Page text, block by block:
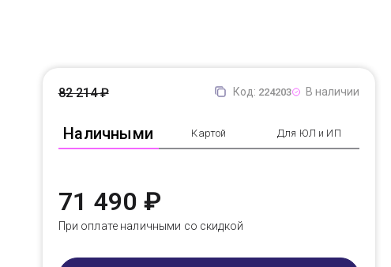
Код: 224203 В наличии
Наличными Картой Для ЮЛ и ИП
82 214 ₽
71 490 ₽
При оплате наличными со скидкой